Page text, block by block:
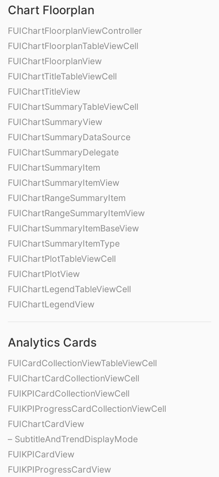
Chart Floorplan
FUIChartFloorplanViewController
FUIChartFloorplanTableViewCell
FUIChartFloorplanView
FUIChartTitleTableViewCell
FUIChartTitleView
FUIChartSummaryTableViewCell
FUIChartSummaryView
FUIChartSummaryDataSource
FUIChartSummaryDelegate
FUIChartSummaryItem
FUIChartSummaryItemView
FUIChartRangeSummaryItem
FUIChartRangeSummaryItemView
FUIChartSummaryItemBaseView
FUIChartSummaryItemType
FUIChartPlotTableViewCell
FUIChartPlotView
FUIChartLegendTableViewCell
FUIChartLegendView
Analytics Cards
FUICardCollectionViewTableViewCell
FUIChartCardCollectionViewCell
FUIKPICardCollectionViewCell
FUIKPIProgressCardCollectionViewCell
FUIChartCardView
– SubtitleAndTrendDisplayMode
FUIKPICardView
FUIKPIProgressCardView